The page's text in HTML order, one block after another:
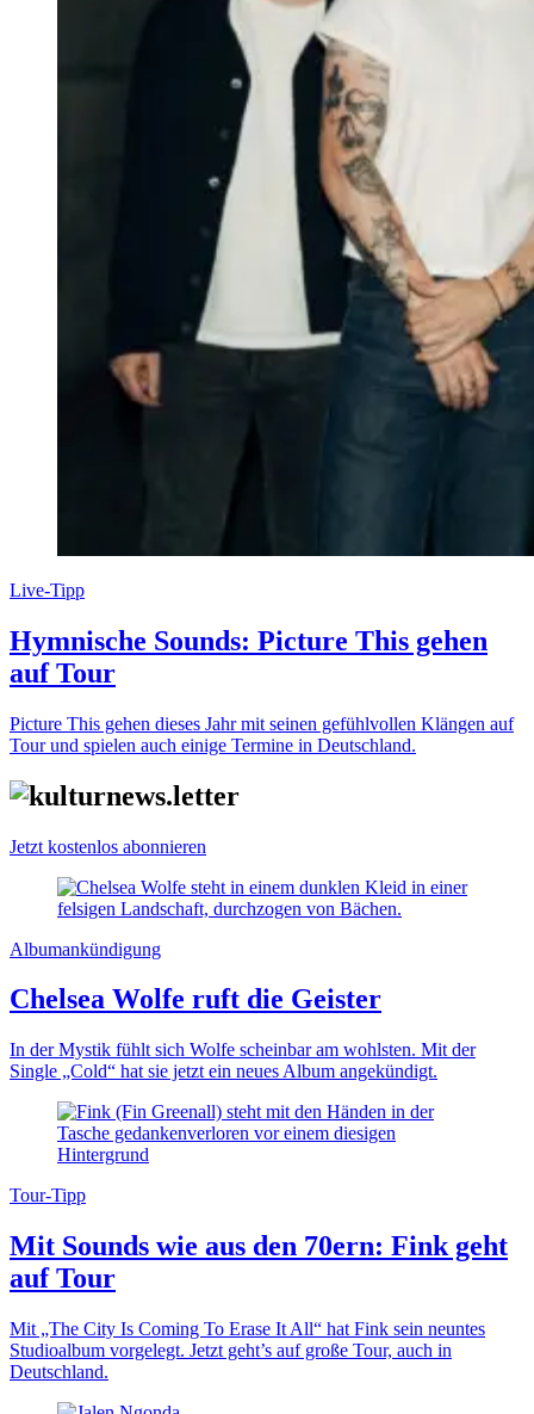
Live-Tipp
Hymnische Sounds: Picture This gehen
auf Tour
Picture This gehen dieses Jahr mit seinen gefühlvollen Klängen auf
Tour und spielen auch einige Termine in Deutschland.
Jetzt kostenlos abonnieren
Albumankündigung
Chelsea Wolfe ruft die Geister
In der Mystik fühlt sich Wolfe scheinbar am wohlsten. Mit der
Single „Cold“ hat sie jetzt ein neues Album angekündigt.
Tour-Tipp
Mit Sounds wie aus den 70ern: Fink geht
auf Tour
Mit „The City Is Coming To Erase It All“ hat Fink sein neuntes
Studioalbum vorgelegt. Jetzt geht’s auf große Tour, auch in
Deutschland.